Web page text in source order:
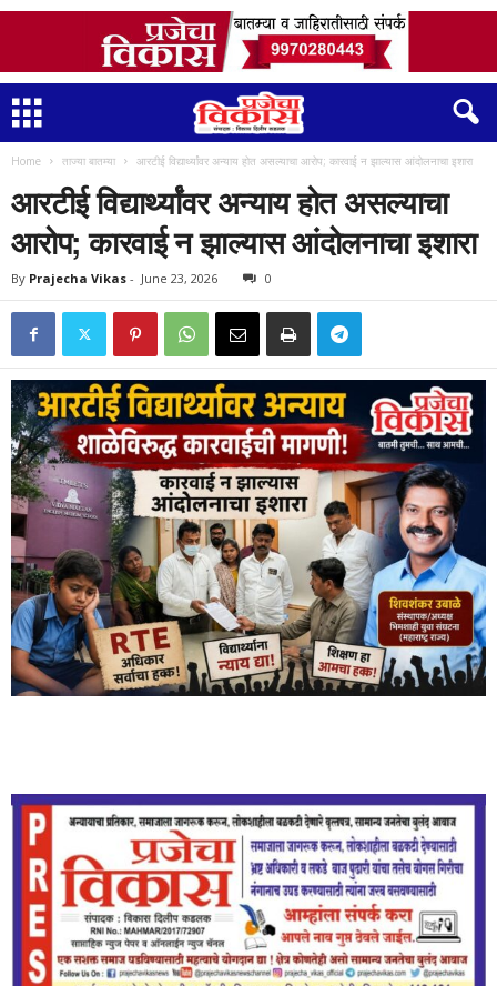
Home ताज्या बातम्या आरटीई विद्यार्थ्यांवर अन्याय होत असल्याचा आरोप; कारवाई न झाल्यास आंदोलनाचा इशारा
आरटीई विद्यार्थ्यांवर अन्याय होत असल्याचा
आरोप; कारवाई न झाल्यास आंदोलनाचा इशारा
By Prajecha Vikas - June 23, 2026 0